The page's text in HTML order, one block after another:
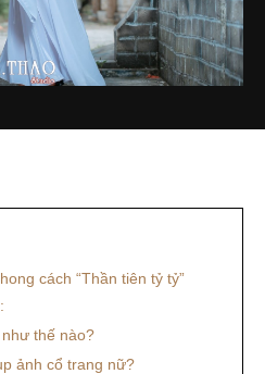
cách “Thần tiên tỷ tỷ”
thế nào?
ảnh cổ trang nữ?